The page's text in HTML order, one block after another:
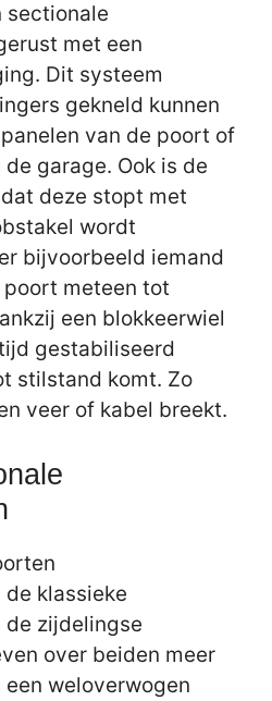
sectionale
met een
Dit systeem
gekneld kunnen
van de poort of
garage. Ook is de
deze stopt met
wordt
bijvoorbeeld iemand
meteen tot
een blokkeerwiel
gestabiliseerd
stilstand komt. Zo
veer of kabel breekt.
klassieke
zijdelingse
over beiden meer
weloverwogen